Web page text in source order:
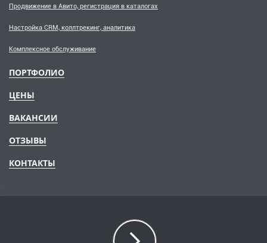
Продвижение в Авито, регистрация в каталогах
Настройка CRM, коллтрекинг, аналитика
Комплексное обслуживание
ПОРТФОЛИО
ЦЕНЫ
ВАКАНСИИ
ОТЗЫВЫ
КОНТАКТЫ